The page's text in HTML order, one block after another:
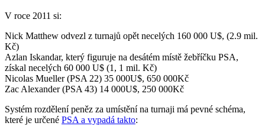
V roce 2011 si:
Nick Matthew odvezl z turnajů opět necelých 160 000 U$, (2.9 mil.
Kč)
Azlan Iskandar, který figuruje na desátém místě žebříčku PSA,
získal necelých 60 000 U$ (1, 1 mil. Kč)
Nicolas Mueller (PSA 22) 35 000U$, 650 000Kč
Zac Alexander (PSA 43) 14 000U$, 250 000Kč
Systém rozdělení peněz za umístění na turnaji má pevné schéma,
které je určené PSA a vypadá takto: